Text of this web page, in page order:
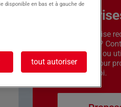
Votre entreprise
CDD ou CDI ?
nos agences ou
formulaire pour
offre d’emploi.
disponible en bas et à gauche de
tout autoriser